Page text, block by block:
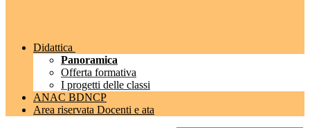
Didattica
Panoramica
Offerta formativa
I progetti delle classi
ANAC BDNCP
Area riservata Docenti e ata